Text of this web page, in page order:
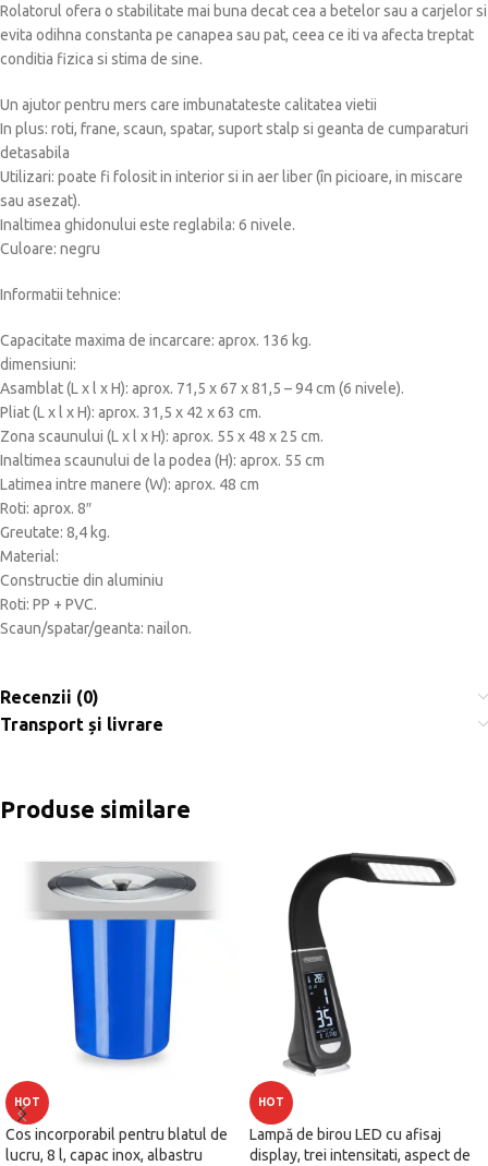
Rolatorul ofera o stabilitate mai buna decat cea a betelor sau a carjelor si
evita odihna constanta pe canapea sau pat, ceea ce iti va afecta treptat
conditia fizica si stima de sine.
Un ajutor pentru mers care imbunatateste calitatea vietii
In plus: roti, frane, scaun, spatar, suport stalp si geanta de cumparaturi
detasabila
Utilizari: poate fi folosit in interior si in aer liber (în picioare, in miscare
sau asezat).
Inaltimea ghidonului este reglabila: 6 nivele.
Culoare: negru
Informatii tehnice:
Capacitate maxima de incarcare: aprox. 136 kg.
dimensiuni:
Asamblat (L x l x H): aprox. 71,5 x 67 x 81,5 – 94 cm (6 nivele).
Pliat (L x l x H): aprox. 31,5 x 42 x 63 cm.
Zona scaunului (L x l x H): aprox. 55 x 48 x 25 cm.
Inaltimea scaunului de la podea (H): aprox. 55 cm
Latimea intre manere (W): aprox. 48 cm
Roti: aprox. 8″
Greutate: 8,4 kg.
Material:
Constructie din aluminiu
Roti: PP + PVC.
Scaun/spatar/geanta: nailon.
Recenzii (0)
Transport și livrare
Produse similare
HOT
Cos incorporabil pentru blatul de
lucru, 8 l, capac inox, albastru
HOT
Lampă de birou LED cu afisaj
display, trei intensitati, aspect de